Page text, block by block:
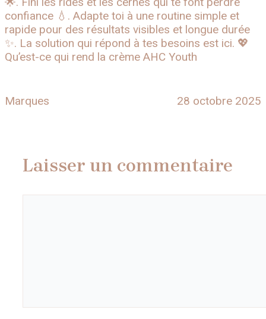
confiance 💧. Adapte toi à une routine simple et
rapide pour des résultats visibles et longue durée
✨. La solution qui répond à tes besoins est ici. 💖
Qu’est-ce qui rend la crème AHC Youth
Marques 28 octobre 2025
Laisser un commentaire